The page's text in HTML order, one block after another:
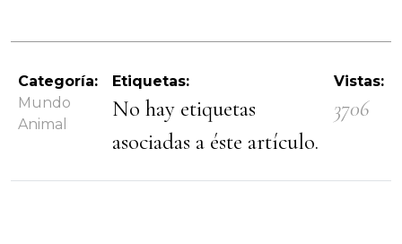
Categoría:
Mundo
Animal
Etiquetas:
No hay etiquetas
asociadas a éste artículo.
Vistas:
3706